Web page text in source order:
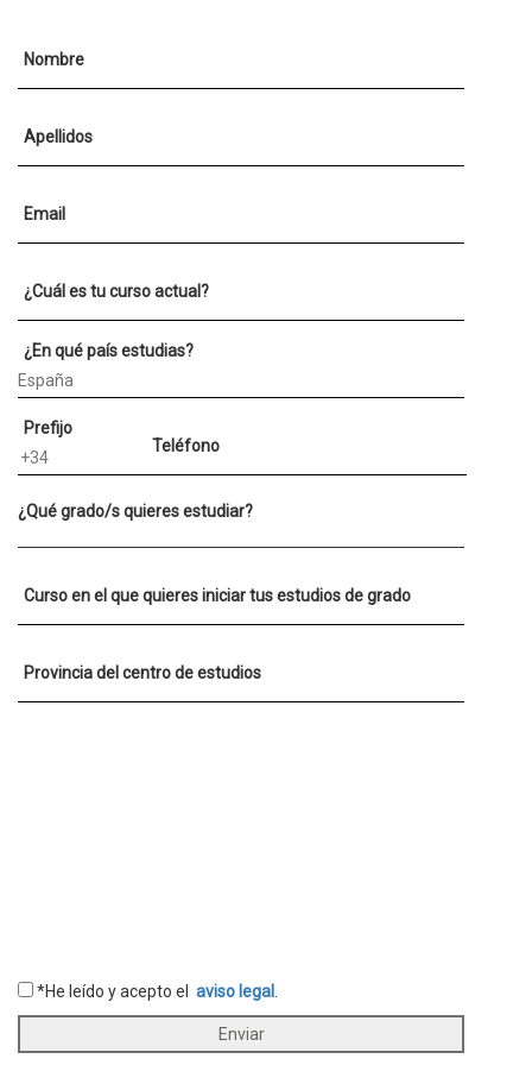
Nombre
Apellidos
Email
¿Cuál es tu curso actual?
¿En qué país estudias?
Prefijo
Teléfono
¿Qué grado/s quieres estudiar?
Curso en el que quieres iniciar tus estudios de grado
Provincia del centro de estudios
*He leído y acepto el aviso legal
Enviar